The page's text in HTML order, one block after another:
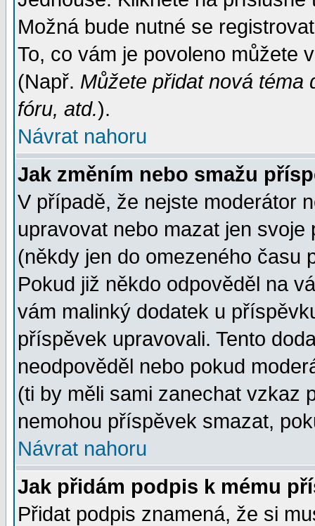
Možná bude nutné se
To, co vám je povoleno můžete
(Např. Můžete přidat nová téma
fóru, atd.).
Návrat nahoru
Jak změním nebo smažu
V případě, že nejste moderátor
upravovat nebo mazat jen
(někdy jen do omezeného
Pokud již někdo odpověděl na
vám malinký dodatek u
příspěvek upravovali. Tento
neodpověděl nebo pokud
(ti by měli sami zanechat vzkaz
nemohou příspěvek smazat,
Návrat nahoru
Jak přidám podpis k mému
Přidat podpis znamená, že si